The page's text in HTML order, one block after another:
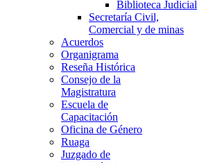
Biblioteca Judicial
Secretaría Civil,
Comercial y de minas
Acuerdos
Organigrama
Reseña Histórica
Consejo de la
Magistratura
Escuela de
Capacitación
Oficina de Género
Ruaga
Juzgado de